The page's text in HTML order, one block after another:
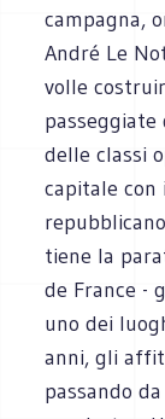
campagna,
André Le
volle
delle classi
capitale con
tiene la
de France -
uno dei
anni, gli
passando